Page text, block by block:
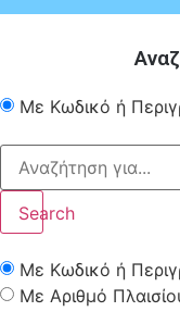
Με Κωδικό ή
Search
Με Κωδικό ή
Με Αριθμό